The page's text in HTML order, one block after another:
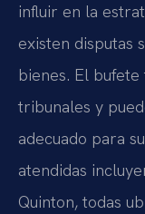
influir en la
existen disputas
bienes. El
tribunales y
adecuado para
atendidas
Quinton, todas